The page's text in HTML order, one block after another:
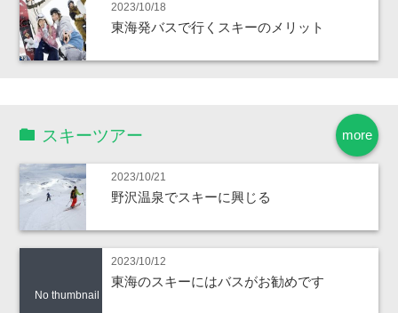
2023/10/18
東海発バスで行くスキーのメリット
more
スキーツアー
2023/10/21
野沢温泉でスキーに興じる
No thumbnail
2023/10/12
東海のスキーにはバスがお勧めです